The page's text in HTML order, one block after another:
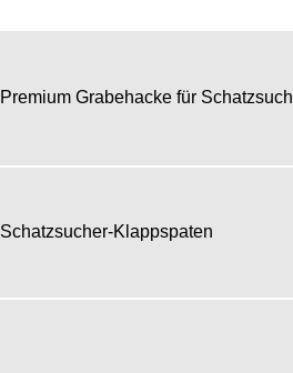
Premium Grabehacke für
Schatzsucher-Klappspaten